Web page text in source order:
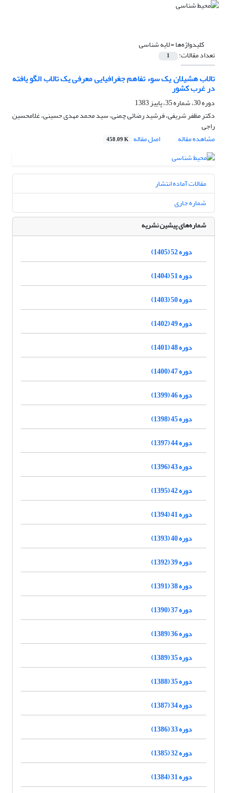
کلیدواژه‌ها =لایه شناسی
تعداد مقالات: 1
تالاب هشیلان یک سوء تفاهم جغرافیایی معرفی یک تالاب الگو یافته
در غرب کشور
دوره 30، شماره 35، پاییز 1383
دکتر مظفر شریفی، فرشید رضائی چمنی، سید محمد مهدی حسینی، غلامحسین
راجی
مشاهده مقاله
اصل مقاله 458.09 K
مقالات آماده انتشار
شماره جاری
شماره‌های پیشین نشریه
دوره 52 (1405)
دوره 51 (1404)
دوره 50 (1403)
دوره 49 (1402)
دوره 48 (1401)
دوره 47 (1400)
دوره 46 (1399)
دوره 45 (1398)
دوره 44 (1397)
دوره 43 (1396)
دوره 42 (1395)
دوره 41 (1394)
دوره 40 (1393)
دوره 39 (1392)
دوره 38 (1391)
دوره 37 (1390)
دوره 36 (1389)
دوره 35 (1389)
دوره 35 (1388)
دوره 34 (1387)
دوره 33 (1386)
دوره 32 (1385)
دوره 31 (1384)